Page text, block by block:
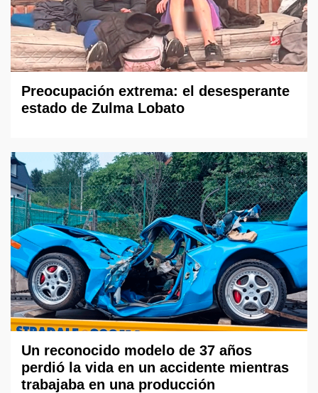
Preocupación extrema: el desesperante
estado de Zulma Lobato
Un reconocido modelo de 37 años
perdió la vida en un accidente mientras
trabajaba en una producción